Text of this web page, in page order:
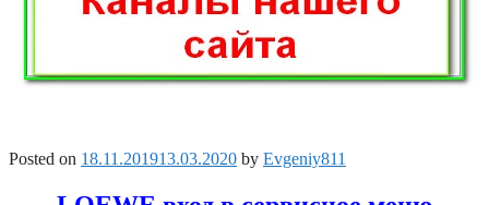
Posted on 18.11.201913.03.2020 by Evgeniy811